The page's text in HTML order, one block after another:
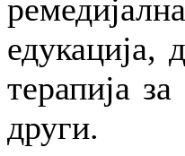
едукација,
терапија
други.